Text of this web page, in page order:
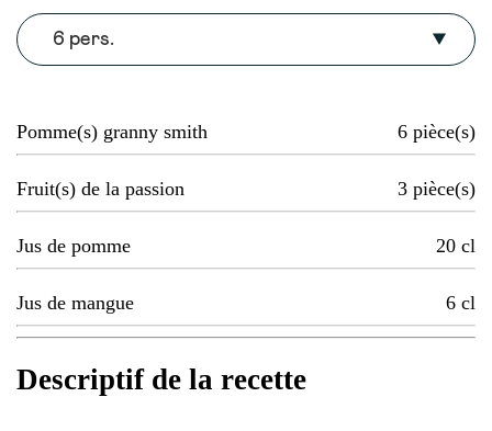
6 pers.
Pomme(s) granny smith 6 pièce(s)
Fruit(s) de la passion 3 pièce(s)
Jus de pomme 20 cl
Jus de mangue 6 cl
Descriptif de la recette